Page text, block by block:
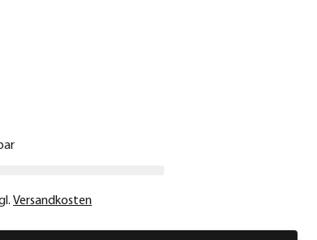
Versandkosten